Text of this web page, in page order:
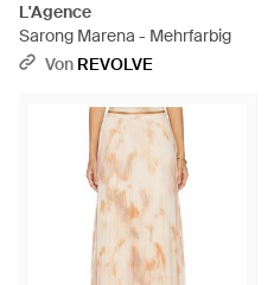
L'Agence
Sarong Marena - Mehrfarbig
Von REVOLVE